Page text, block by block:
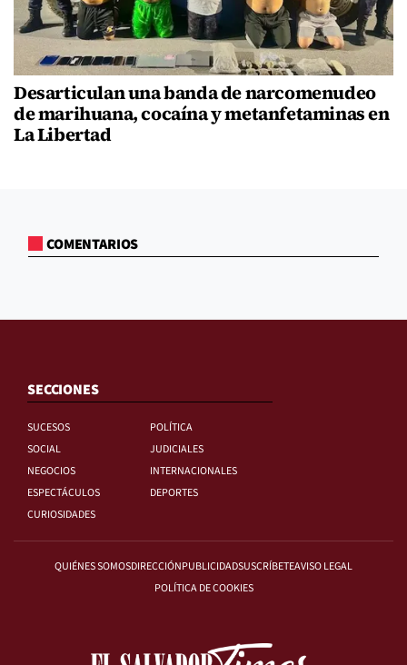
Desarticulan una banda de narcomenudeo
de marihuana, cocaína y metanfetaminas en
La Libertad
COMENTARIOS
SECCIONES
SUCESOS
POLÍTICA
SOCIAL
JUDICIALES
NEGOCIOS
INTERNACIONALES
ESPECTÁCULOS
DEPORTES
CURIOSIDADES
QUIÉNES SOMOSDIRECCIÓNPUBLICIDADSUSCRÍBETEAVISO LEGAL
POLÍTICA DE COOKIES